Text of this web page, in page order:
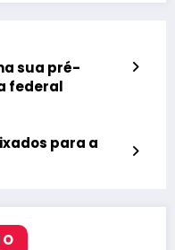
sua pré-
federal
para a